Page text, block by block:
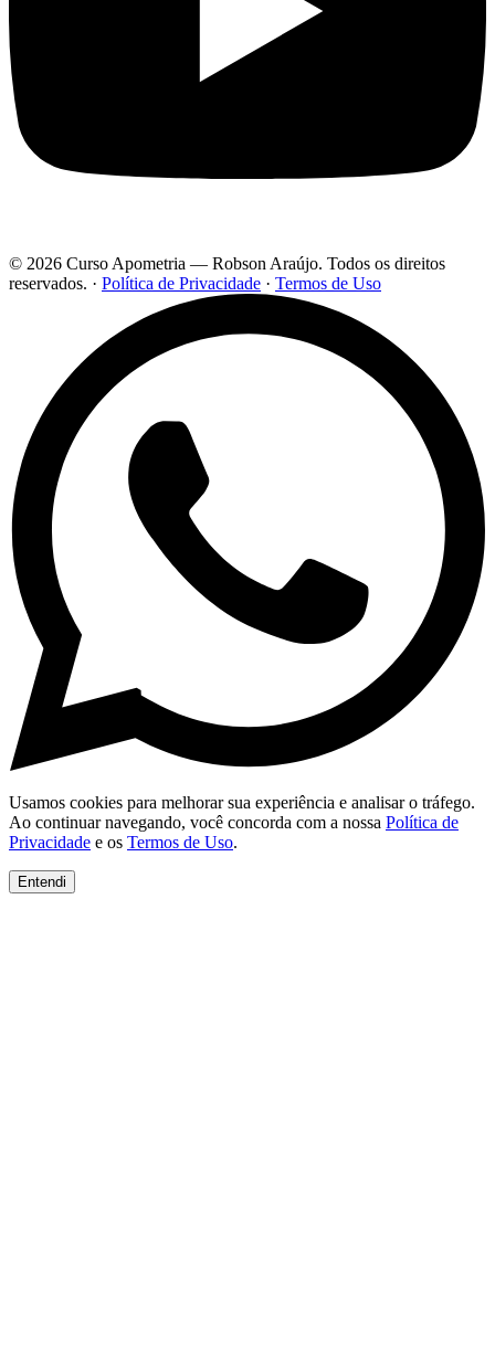
© 2026 Curso Apometria — Robson Araújo. Todos os direitos
reservados. · Política de Privacidade · Termos de Uso
Usamos cookies para melhorar sua experiência e analisar o tráfego.
Ao continuar navegando, você concorda com a nossa Política de
Privacidade e os Termos de Uso.
Entendi